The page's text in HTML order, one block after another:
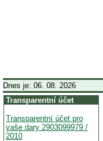
Dnes je: 06. 08. 2026
Transparentní účet
Transparentní účet pro
vaše dary 2903099979 /
2010